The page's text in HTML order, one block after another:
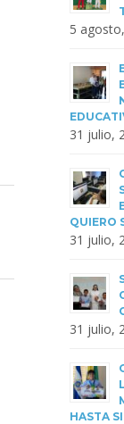
5
31 julio,
QUIERO
31 julio,
31 julio,
HASTA